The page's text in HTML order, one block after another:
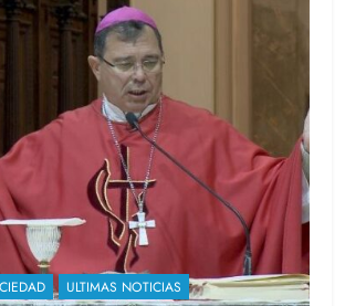
ULTIMAS NOTICIAS